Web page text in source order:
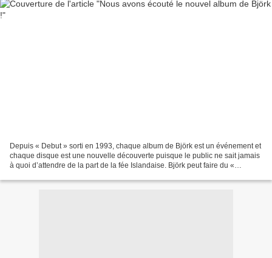
Depuis « Debut » sorti en 1993, chaque album de Björk est un événement et
chaque disque est une nouvelle découverte puisque le public ne sait jamais
à quoi d’attendre de la part de la fée Islandaise. Björk peut faire du «